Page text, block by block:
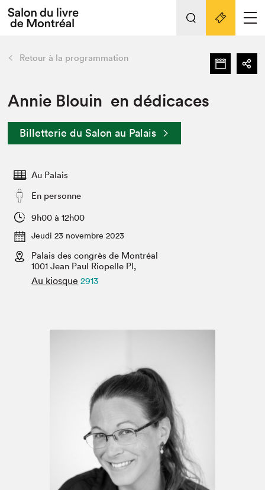
Espace exposant⋅e⋅s
Espace enseignant·e·s
Espace médias
L'événement
Préparer sa visite au Salon
Actualités
SLM PRO
retour Nos activités
Préparer sa visite
Salon dans la ville et en ligne
Projets partenaires
Liens pratiques
Retour à la programmation
Annie Blouin en dédicaces
Billetterie du Salon au Palais
Au Palais
En personne
9h00 à 12h00
Jeudi 23 novembre 2023
Palais des congrès de Montréal
1001 Jean Paul Riopelle Pl,
Au kiosque 2913